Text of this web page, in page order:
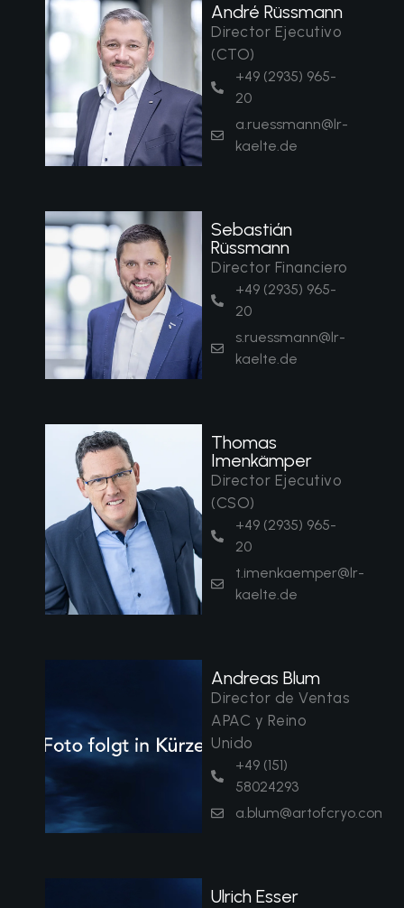
André Rüssmann
Director Ejecutivo
(CTO)
+49 (2935) 965-
20
a.ruessmann@lr-
kaelte.de
Sebastián
Rüssmann
Director Financiero
+49 (2935) 965-
20
s.ruessmann@lr-
kaelte.de
Thomas
Imenkämper
Director Ejecutivo
(CSO)
+49 (2935) 965-
20
t.imenkaemper@lr-
kaelte.de
Andreas Blum
Director de Ventas
APAC y Reino
Unido
+49 (151)
58024293
a.blum@artofcryo.com
Ulrich Esser